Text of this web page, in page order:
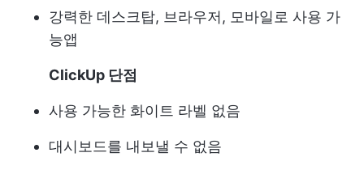
강력한 데스크탑, 브라우저, 모바일로 사용 가
능앱
ClickUp 단점
사용 가능한 화이트 라벨 없음
대시보드를 내보낼 수 없음